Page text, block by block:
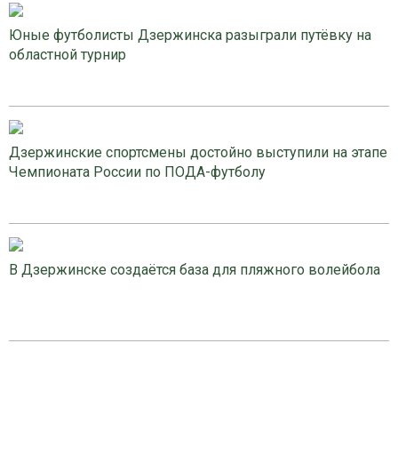
Юные футболисты Дзержинска разыграли путёвку на
областной турнир
Дзержинские спортсмены достойно выступили на этапе
Чемпионата России по ПОДА-футболу
В Дзержинске создаётся база для пляжного волейбола